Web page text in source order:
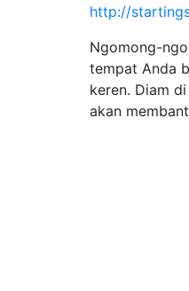
http://
Ngomong-
tempat Anda
keren. Diam
akan